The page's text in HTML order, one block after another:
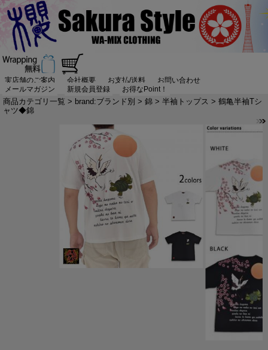
実店舗のご案内 会社概要 お支払/送料
お問い合わせ
メールマガジン
新規会員登録 お得なPoint！
商品カテゴリ一覧 > brand:ブランド別 > 錦 > 半袖トップス > 鶴亀半袖Tシ
ャツ◆錦